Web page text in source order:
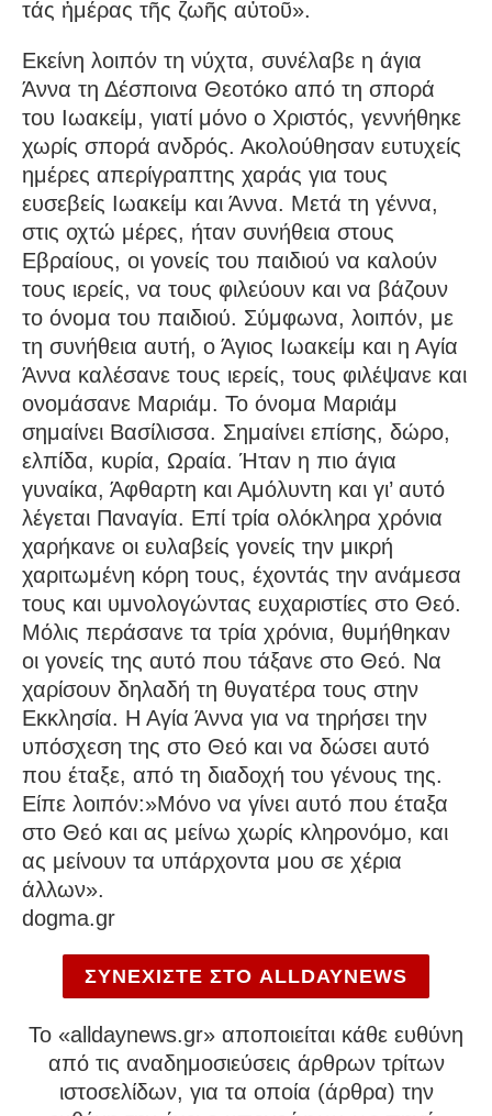
τάς ἡμέρας τῆς ζωῆς αὐτοῦ».
Εκείνη λοιπόν τη νύχτα, συνέλαβε η άγια
Άννα τη Δέσποινα Θεοτόκο από τη σπορά
του Ιωακείμ, γιατί μόνο ο Χριστός, γεννήθηκε
χωρίς σπορά ανδρός. Ακολούθησαν ευτυχείς
ημέρες απερίγραπτης χαράς για τους
ευσεβείς Ιωακείμ και Άννα. Μετά τη γέννα,
στις οχτώ μέρες, ήταν συνήθεια στους
Εβραίους, οι γονείς του παιδιού να καλούν
τους ιερείς, να τους φιλεύουν και να βάζουν
το όνομα του παιδιού. Σύμφωνα, λοιπόν, με
τη συνήθεια αυτή, ο Άγιος Ιωακείμ και η Αγία
Άννα καλέσανε τους ιερείς, τους φιλέψανε και
ονομάσανε Μαριάμ. Το όνομα Μαριάμ
σημαίνει Βασίλισσα. Σημαίνει επίσης, δώρο,
ελπίδα, κυρία, Ωραία. Ήταν η πιο άγια
γυναίκα, Άφθαρτη και Αμόλυντη και γι’ αυτό
λέγεται Παναγία. Επί τρία ολόκληρα χρόνια
χαρήκανε οι ευλαβείς γονείς την μικρή
χαριτωμένη κόρη τους, έχοντάς την ανάμεσα
τους και υμνολογώντας ευχαριστίες στο Θεό.
Μόλις περάσανε τα τρία χρόνια, θυμήθηκαν
οι γονείς της αυτό που τάξανε στο Θεό. Να
χαρίσουν δηλαδή τη θυγατέρα τους στην
Εκκλησία. Η Αγία Άννα για να τηρήσει την
υπόσχεση της στο Θεό και να δώσει αυτό
που έταξε, από τη διαδοχή του γένους της.
Είπε λοιπόν:»Μόνο να γίνει αυτό που έταξα
στο Θεό και ας μείνω χωρίς κληρονόμο, και
ας μείνουν τα υπάρχοντα μου σε χέρια
άλλων».
dogma.gr
ΣΥΝΕΧΙΣΤΕ ΣΤΟ ALLDAYNEWS
To «alldaynews.gr» αποποιείται κάθε ευθύνη
από τις αναδημοσιεύσεις άρθρων τρίτων
ιστοσελίδων, για τα οποία (άρθρα) την